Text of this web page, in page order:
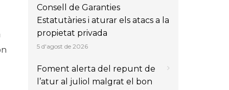
Consell de Garanties
Estatutàries i aturar els atacs a la
propietat privada
5 d'agost de 2026
Foment alerta del repunt de
l’atur al juliol malgrat el bon